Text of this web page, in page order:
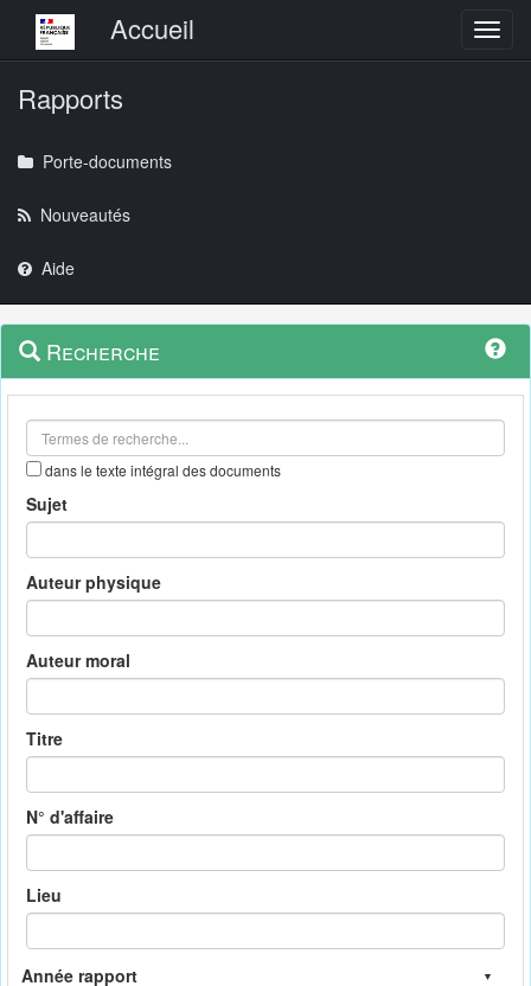
Menu principalAccueil
Rapports
Porte-documents
Nouveautés
Aide
Navigation
outils
Menu
contextuel
Recherche
dans le texte intégral des documents
Sujet
Auteur physique
Auteur moral
Titre
N° d'affaire
Lieu